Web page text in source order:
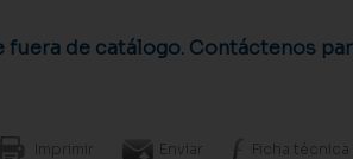
de catálogo. Contáctenos
Imprimir Enviar Ficha técnica